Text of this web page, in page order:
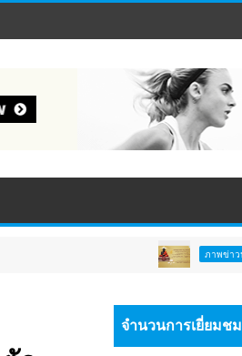
ภาพข่าวประชาสัมพันธ์
จำนวนการเยี่ยมชม